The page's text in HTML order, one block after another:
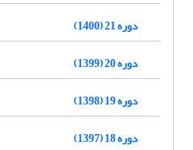
دوره 21 (1400)
دوره 20 (1399)
دوره 19 (1398)
دوره 18 (1397)